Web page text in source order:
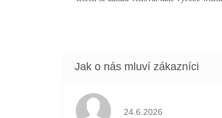
Hodnocení obchodu je 5
24.6.2026